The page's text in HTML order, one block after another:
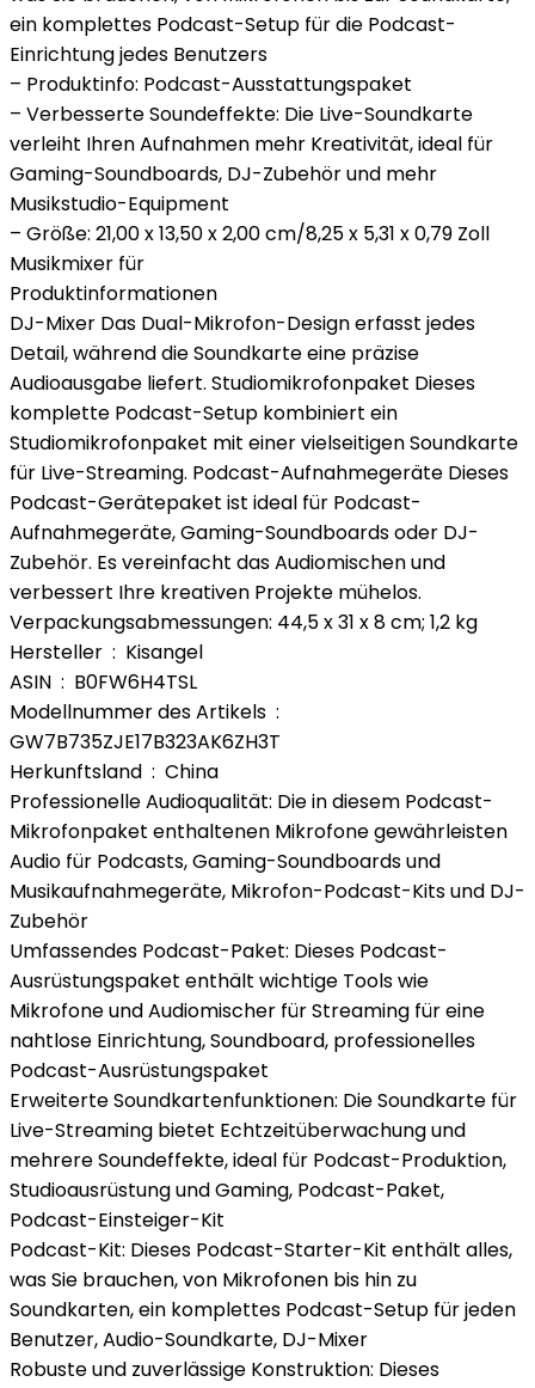
ein komplettes Podcast-Setup für die Podcast-
Einrichtung jedes Benutzers
– Produktinfo: Podcast-Ausstattungspaket
– Verbesserte Soundeffekte: Die Live-Soundkarte
verleiht Ihren Aufnahmen mehr Kreativität, ideal für
Gaming-Soundboards, DJ-Zubehör und mehr
Musikstudio-Equipment
– Größe: 21,00 x 13,50 x 2,00 cm/8,25 x 5,31 x 0,79 Zoll
Musikmixer für
Produktinformationen
DJ-Mixer Das Dual-Mikrofon-Design erfasst jedes
Detail, während die Soundkarte eine präzise
Audioausgabe liefert. Studiomikrofonpaket Dieses
komplette Podcast-Setup kombiniert ein
Studiomikrofonpaket mit einer vielseitigen Soundkarte
für Live-Streaming. Podcast-Aufnahmegeräte Dieses
Podcast-Gerätepaket ist ideal für Podcast-
Aufnahmegeräte, Gaming-Soundboards oder DJ-
Zubehör. Es vereinfacht das Audiomischen und
verbessert Ihre kreativen Projekte mühelos.
Verpackungsabmessungen: 44,5 x 31 x 8 cm; 1,2 kg
Hersteller ‏ : ‎ Kisangel
ASIN ‏ : ‎ B0FW6H4TSL
Modellnummer des Artikels ‏ : ‎
GW7B735ZJE17B323AK6ZH3T
Herkunftsland ‏ : ‎ China
Professionelle Audioqualität: Die in diesem Podcast-
Mikrofonpaket enthaltenen Mikrofone gewährleisten
Audio für Podcasts, Gaming-Soundboards und
Musikaufnahmegeräte, Mikrofon-Podcast-Kits und DJ-
Zubehör
Umfassendes Podcast-Paket: Dieses Podcast-
Ausrüstungspaket enthält wichtige Tools wie
Mikrofone und Audiomischer für Streaming für eine
nahtlose Einrichtung, Soundboard, professionelles
Podcast-Ausrüstungspaket
Erweiterte Soundkartenfunktionen: Die Soundkarte für
Live-Streaming bietet Echtzeitüberwachung und
mehrere Soundeffekte, ideal für Podcast-Produktion,
Studioausrüstung und Gaming, Podcast-Paket,
Podcast-Einsteiger-Kit
Podcast-Kit: Dieses Podcast-Starter-Kit enthält alles,
was Sie brauchen, von Mikrofonen bis hin zu
Soundkarten, ein komplettes Podcast-Setup für jeden
Benutzer, Audio-Soundkarte, DJ-Mixer
Robuste und zuverlässige Konstruktion: Dieses